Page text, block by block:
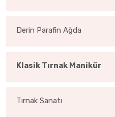
Derin Parafin Ağda
Klasik Tırnak Manikür
Tırnak Sanatı